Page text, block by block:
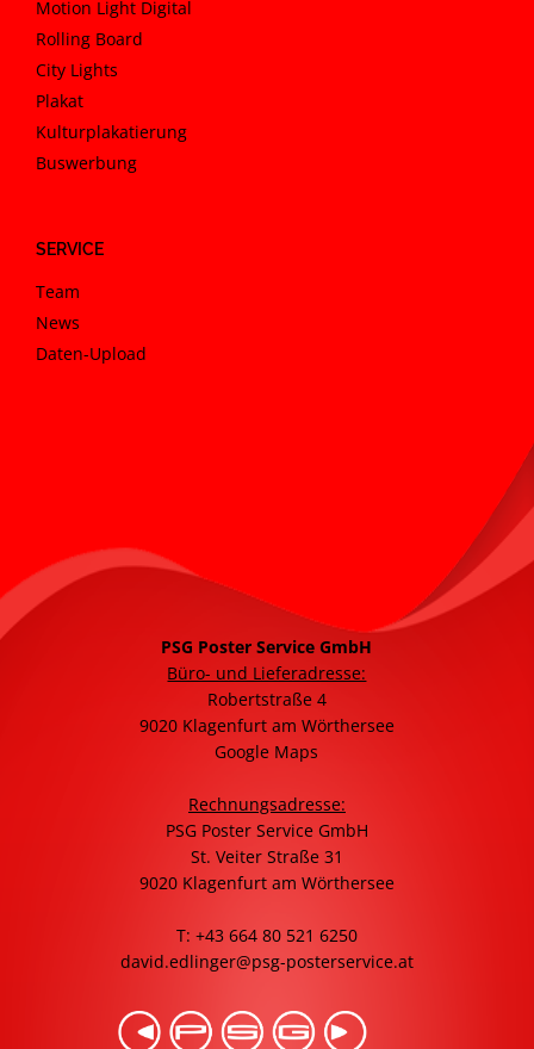
Motion Light Digital
Rolling Board
City Lights
Plakat
Kulturplakatierung
Buswerbung
SERVICE
Team
News
Daten-Upload
PSG Poster Service GmbH
Büro- und Lieferadresse:
Robertstraße 4
9020 Klagenfurt am Wörthersee
Google Maps
Rechnungsadresse:
PSG Poster Service GmbH
St. Veiter Straße 31
9020 Klagenfurt am Wörthersee
T: +43 664 80 521 6250
david.edlinger@psg-posterservice.at